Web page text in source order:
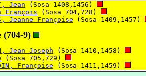
Jean (Sosa 1408,1456)
François (Sosa 704,728)
Jeanne Françoise (Sosa 1409,1457)
(704-9)
Jean Joseph (Sosa 1410,1458)
(Sosa 705,729)
Françoise (Sosa 1411,1459)